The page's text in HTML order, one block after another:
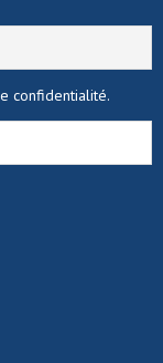
confidentialité.